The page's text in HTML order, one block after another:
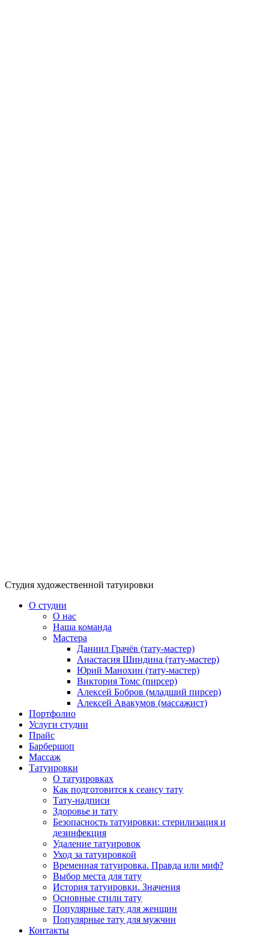
Студия художественной татуировки
О студии
О нас
Наша команда
Мастера
Даниил Грачёв (тату-мастер)
Анастасия Шиндина (тату-мастер)
Юрий Манохин (тату-мастер)
Виктория Томс (пирсер)
Алексей Бобров (младший пирсер)
Алексей Авакумов (массажист)
Портфолио
Услуги студии
Прайс
Барбершоп
Массаж
Татуировки
О татуировках
Как подготовится к сеансу тату
Тату-надписи
Здоровье и тату
Безопасность татуировки: стерилизация и
дезинфекция
Удаление татуировок
Уход за татуировкой
Временная татуировка. Правда или миф?
Выбор места для тату
История татуировки. Значения
Основные стили тату
Популярные тату для женщин
Популярные тату для мужчин
Контакты